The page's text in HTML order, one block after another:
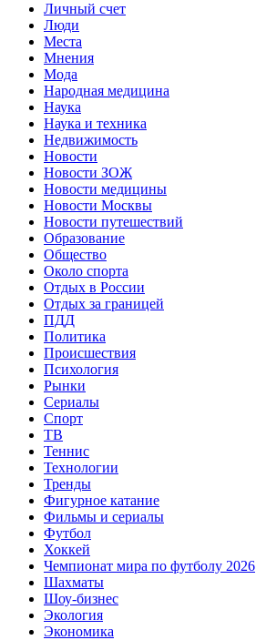
Личный счет
Люди
Места
Мнения
Мода
Народная медицина
Наука
Наука и техника
Недвижимость
Новости
Новости ЗОЖ
Новости медицины
Новости Москвы
Новости путешествий
Образование
Общество
Около спорта
Отдых в России
Отдых за границей
ПДД
Политика
Происшествия
Психология
Рынки
Сериалы
Спорт
ТВ
Теннис
Технологии
Тренды
Фигурное катание
Фильмы и сериалы
Футбол
Хоккей
Чемпионат мира по футболу 2026
Шахматы
Шоу-бизнес
Экология
Экономика